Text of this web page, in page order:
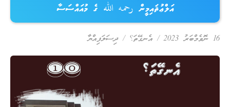
އަލްޢުޘައިމީން رحمه الله ގެ މުއައްސަސާ
16 ނޮވެމްބަރު 2023 / އެނގޭތަ؟ / ދިސަލަފިއްޔާ